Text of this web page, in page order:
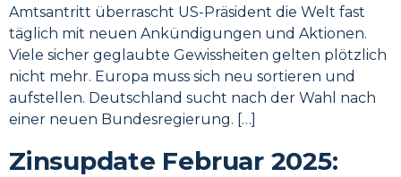
Amtsantritt überrascht US-Präsident die Welt fast
täglich mit neuen Ankündigungen und Aktionen.
Viele sicher geglaubte Gewissheiten gelten plötzlich
nicht mehr. Europa muss sich neu sortieren und
aufstellen. Deutschland sucht nach der Wahl nach
einer neuen Bundesregierung. […]
Zinsupdate Februar 2025: